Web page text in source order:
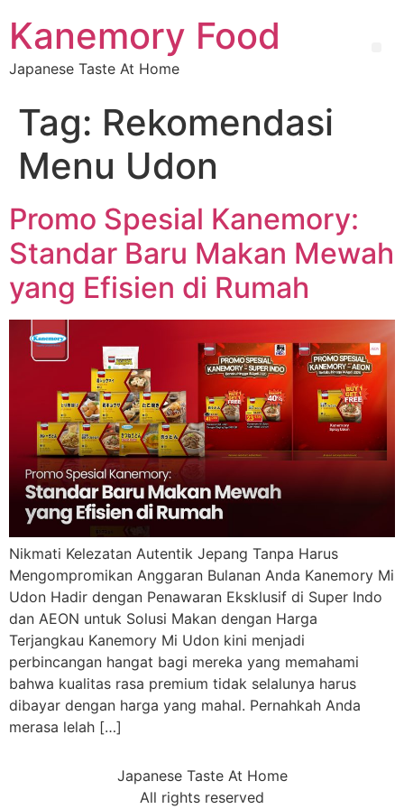
Kanemory Food
Japanese Taste At Home
Tag: Rekomendasi
Menu Udon
Promo Spesial Kanemory:
Standar Baru Makan Mewah
yang Efisien di Rumah
Nikmati Kelezatan Autentik Jepang Tanpa Harus
Mengompromikan Anggaran Bulanan Anda Kanemory Mi
Udon Hadir dengan Penawaran Eksklusif di Super Indo
dan AEON untuk Solusi Makan dengan Harga
Terjangkau Kanemory Mi Udon kini menjadi
perbincangan hangat bagi mereka yang memahami
bahwa kualitas rasa premium tidak selalunya harus
dibayar dengan harga yang mahal. Pernahkah Anda
merasa lelah […]
Japanese Taste At Home
All rights reserved